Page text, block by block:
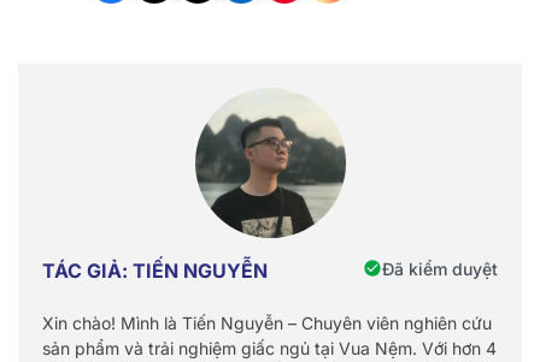
TÁC GIẢ: TIẾN NGUYỄN Đã kiểm duyệt
Xin chào! Mình là Tiến Nguyễn – Chuyên viên nghiên cứu
sản phẩm và trải nghiệm giấc ngủ tại Vua Nệm. Với hơn 4